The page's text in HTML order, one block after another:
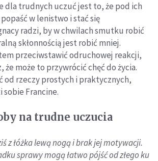
dla trudnych uczuć jest to, że pod ich
w lenistwo i stać się
radzi, by w chwilach smutku robić
skłonnością jest robić mniej.
przeciwstawić odruchowej reakcji,
że może to przywrócić chęć do życia.
od rzeczy prostych i praktycznych,
Francine.
na trudne uczucia
z łóżka lewą nogą i brak jej motywacji.
sprawy mogą łatwo pójść od złego ku